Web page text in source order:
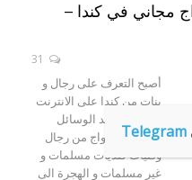
مجاني في كندا –
أصبح التعرف على رجال و
بنات من كندا على الانترنت
في 2020 أحد الوسائل
السريعة للزواج من رجال
وفتيات كنديات مسلمات و
غير مسلمات و الهجرة الى
Telegram